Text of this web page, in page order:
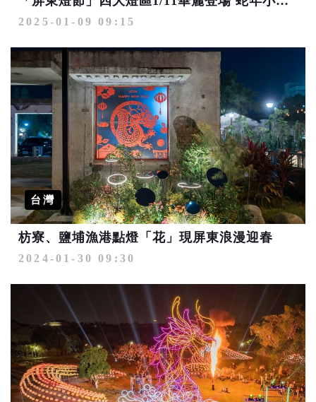
2025-01-09 09:15
台灣
枋寮、鹽埔漁港點燈「花」現屏東浪漫迎春
2024-01-30 09:30